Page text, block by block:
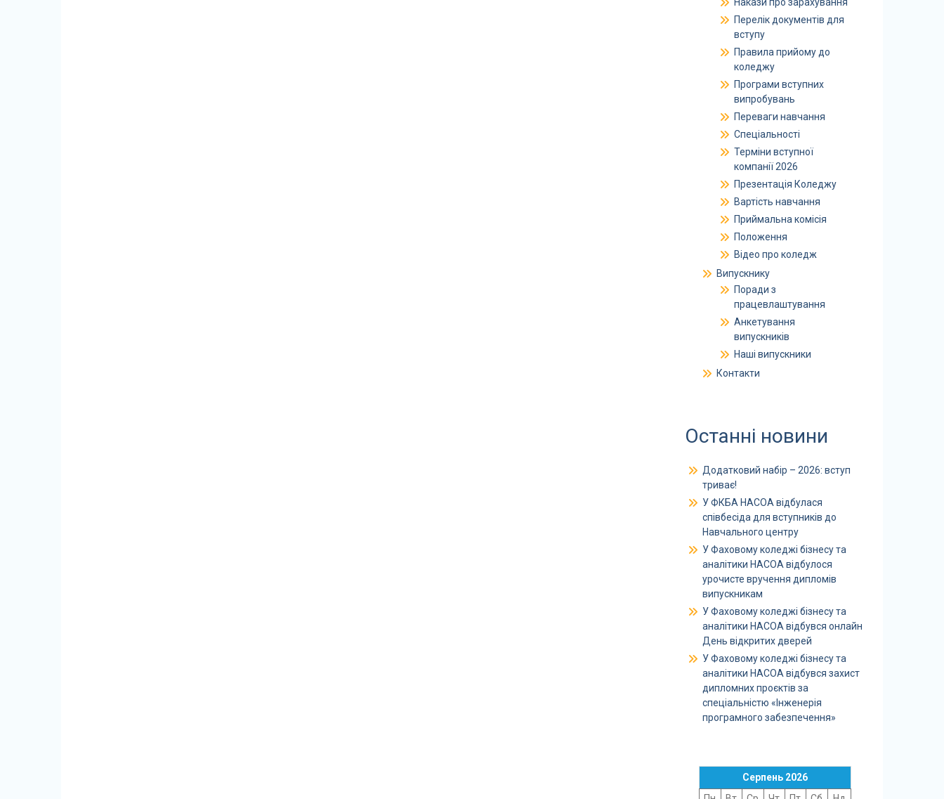
Перелік документів для
вступу
Правила прийому до
коледжу
Програми вступних
випробувань
Переваги навчання
Спеціальності
Терміни вступної
компанії 2026
Презентація Коледжу
Вартість навчання
Приймальна комісія
Положення
Відео про коледж
Випускнику
Поради з
працевлаштування
Анкетування
випускників
Наші випускники
Контакти
Останні новини
Додатковий набір – 2026: вступ
триває!
У ФКБА НАСОА відбулася
співбесіда для вступників до
Навчального центру
У Фаховому коледжі бізнесу та
аналітики НАСОА відбулося
урочисте вручення дипломів
випускникам
У Фаховому коледжі бізнесу та
аналітики НАСОА відбувся онлайн
День відкритих дверей
У Фаховому коледжі бізнесу та
аналітики НАСОА відбувся захист
дипломних проєктів за
спеціальністю «Інженерія
програмного забезпечення»
Серпень 2026